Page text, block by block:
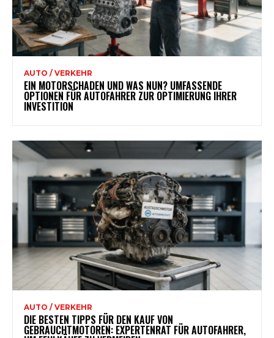
AUTO / VERKEHR
EIN MOTORSCHADEN UND WAS NUN? UMFASSENDE
OPTIONEN FÜR AUTOFAHRER ZUR OPTIMIERUNG IHRER
INVESTITION
AUTO / VERKEHR
DIE BESTEN TIPPS FÜR DEN KAUF VON
GEBRAUCHTMOTOREN: EXPERTENRAT FÜR AUTOFAHRER,